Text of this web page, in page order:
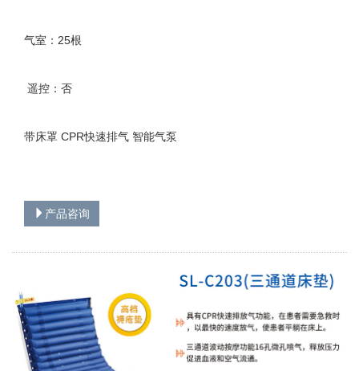
气室：25根
遥控：否
带床罩 CPR快速排气 智能气泵
产品咨询